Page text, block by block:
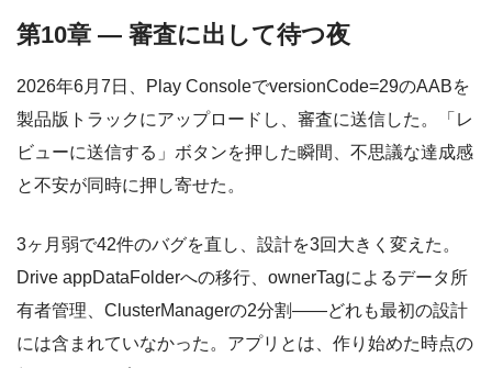
第10章 — 審査に出して待つ夜
2026年6月7日、Play ConsoleでversionCode=29のAABを
製品版トラックにアップロードし、審査に送信した。「レ
ビューに送信する」ボタンを押した瞬間、不思議な達成感
と不安が同時に押し寄せた。
3ヶ月弱で42件のバグを直し、設計を3回大きく変えた。
Drive appDataFolderへの移行、ownerTagによるデータ所
有者管理、ClusterManagerの2分割——どれも最初の設計
には含まれていなかった。アプリとは、作り始めた時点の